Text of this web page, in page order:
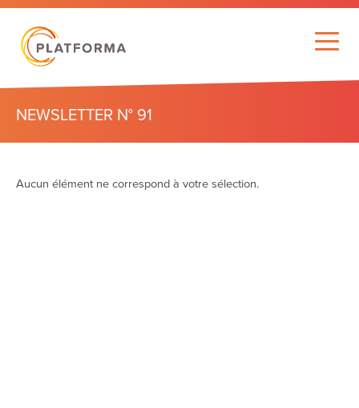
NEWSLETTER N° 91
Aucun élément ne correspond à votre sélection.